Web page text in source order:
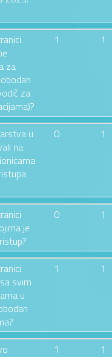
za
za
1 1
u
na
0 1
je
0 1
svim
u
1 1
1 1